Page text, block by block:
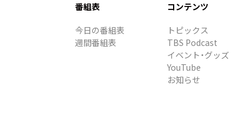
番組表
今日の番組表
週間番組表
コンテンツ
トピックス
TBS Podcast
イベント・グッズ
YouTube
お知らせ